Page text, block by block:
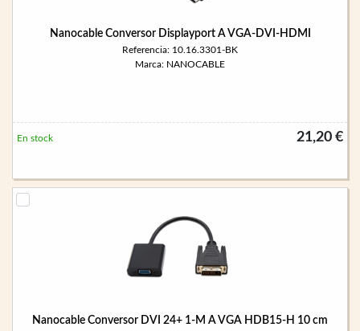
Nanocable Conversor Displayport A VGA-DVI-HDMI
Referencia: 10.16.3301-BK
Marca: NANOCABLE
21,20 €
En stock
Nanocable Conversor DVI 24+ 1-M A VGA HDB15-H 10 cm